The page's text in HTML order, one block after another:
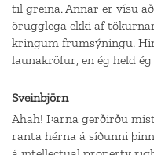
til greina. Annar er vísu
örugglega ekki af
kringum frumsýningu.
launakröfur, en ég held
Sveinbjörn
Ahah! Þarna gerðirðu
ranta hérna á síðunni